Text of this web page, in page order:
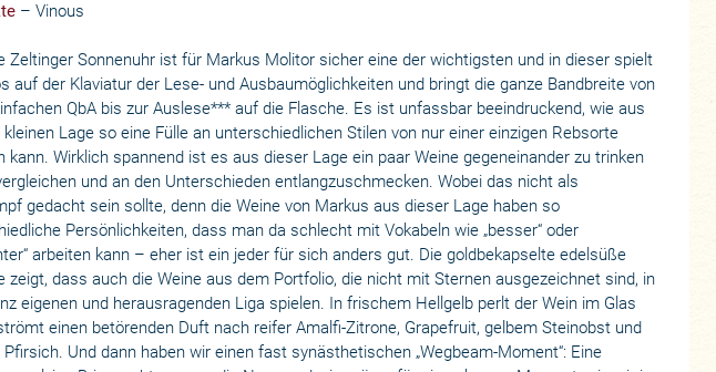
–Vinous
Zeltinger Sonnenuhr ist für Markus Molitor sicher eine der wichtigsten und in dieser spielt
auf der Klaviatur der Lese- und Ausbaumöglichkeiten und bringt die ganze Bandbreite von
QbA bis zur Auslese*** auf die Flasche. Es ist unfassbar beeindruckend, wie aus
Lage so eine Fülle an unterschiedlichen Stilen von nur einer einzigen Rebsorte
kann. Wirklich spannend ist es aus dieser Lage ein paar Weine gegeneinander zu trinken
und an den Unterschieden entlangzuschmecken. Wobei das nicht als
gedacht sein sollte, denn die Weine von Markus aus dieser Lage haben so
Persönlichkeiten, dass man da schlecht mit Vokabeln wie „besser“ oder
arbeiten kann – eher ist ein jeder für sich anders gut. Die goldbekapselte edelsüße
zeigt, dass auch die Weine aus dem Portfolio, die nicht mit Sternen ausgezeichnet sind, in
eigenen und herausragenden Liga spielen. In frischem Hellgelb perlt der Wein im Glas
einen betörenden Duft nach reifer Amalfi-Zitrone, Grapefruit, gelbem Steinobst und
Und dann haben wir einen fast synästhetischen „Wegbeam-Moment“: Eine